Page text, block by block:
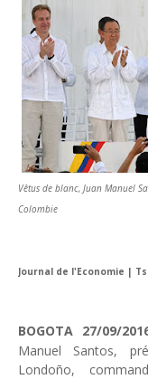
Unknown
Pays du
Unknown-
Neutralité
Unknown -
Rendez-
Unknown-
Course à
Unknown-
Banques
Marques
Art et
Unknown-
Tourisme :
Vêtus de blanc, Juan Manuel
Colombie
Journal de l'Economie |
BOGOTA 27/09/
Manuel Santos,
Londoño,